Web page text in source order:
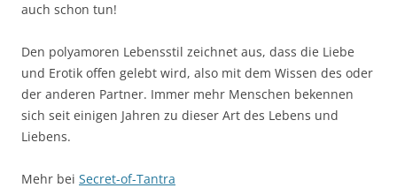
auch schon tun!
Den polyamoren Lebensstil zeichnet aus, dass die Liebe
und Erotik offen gelebt wird, also mit dem Wissen des oder
der anderen Partner. Immer mehr Menschen bekennen
sich seit einigen Jahren zu dieser Art des Lebens und
Liebens.
Mehr bei Secret-of-Tantra